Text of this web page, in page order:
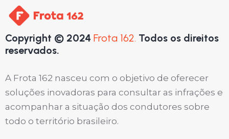
Copyright © 2024 Frota 162. Todos os direitos
reservados.
A Frota 162 nasceu com o objetivo de oferecer
soluções inovadoras para consultar as infrações e
acompanhar a situação dos condutores sobre
todo o território brasileiro.